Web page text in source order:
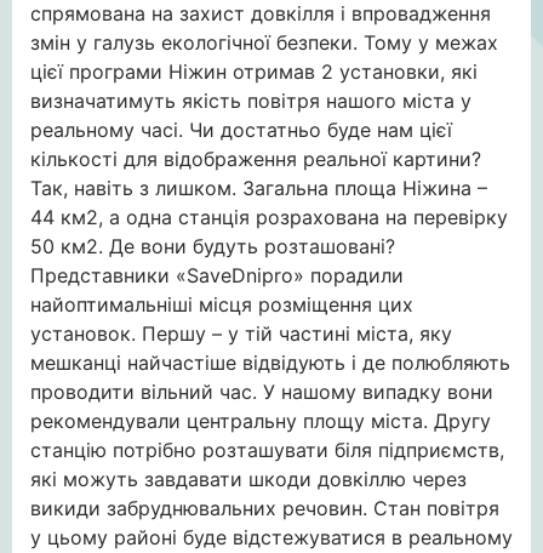
спрямована на захист довкілля і впровадження
змін у галузь екологічної безпеки. Тому у межах
цієї програми Ніжин отримав 2 установки, які
визначатимуть якість повітря нашого міста у
реальному часі. Чи достатньо буде нам цієї
кількості для відображення реальної картини?
Так, навіть з лишком. Загальна площа Ніжина –
44 км2, а одна станція розрахована на перевірку
50 км2. Де вони будуть розташовані?
Представники «SaveDnipro» порадили
найоптимальніші місця розміщення цих
установок. Першу – у тій частині міста, яку
мешканці найчастіше відвідують і де полюбляють
проводити вільний час. У нашому випадку вони
рекомендували центральну площу міста. Другу
станцію потрібно розташувати біля підприємств,
які можуть завдавати шкоди довкіллю через
викиди забруднювальних речовин. Стан повітря
у цьому районі буде відстежуватися в реальному